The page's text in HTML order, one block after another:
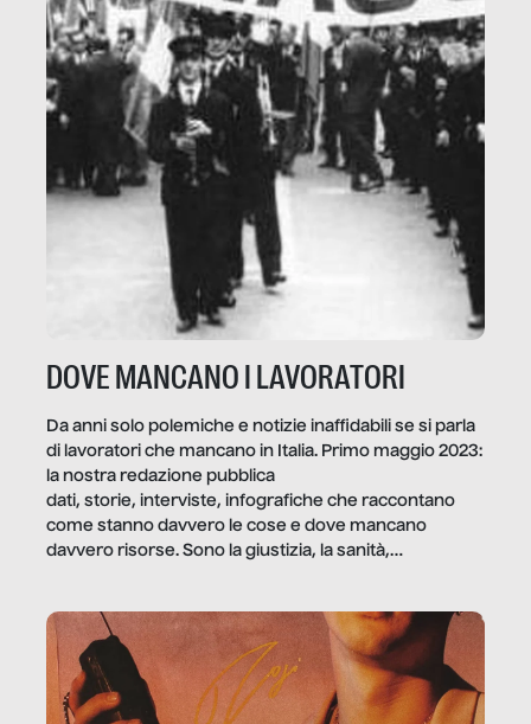
DOVE MANCANO I LAVORATORI
Da anni solo polemiche e notizie inaffidabili se si parla
di lavoratori che mancano in Italia. Primo maggio 2023:
la nostra redazione pubblica
dati, storie, interviste, infografiche che raccontano
come stanno davvero le cose e dove mancano
davvero risorse. Sono la giustizia, la sanità,